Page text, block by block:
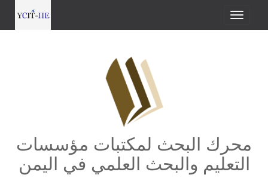
محرك البحث لمكتبات مؤسسات
التعليم والبحث العلمي في اليمن